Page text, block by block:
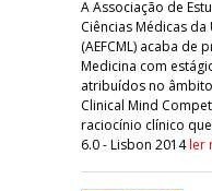
A Associação de
Ciências Médicas
(AEFCML) acaba de
Medicina com
atribuídos no
Clinical Mind
raciocínio clínico
6.0 - Lisbon 2014ler